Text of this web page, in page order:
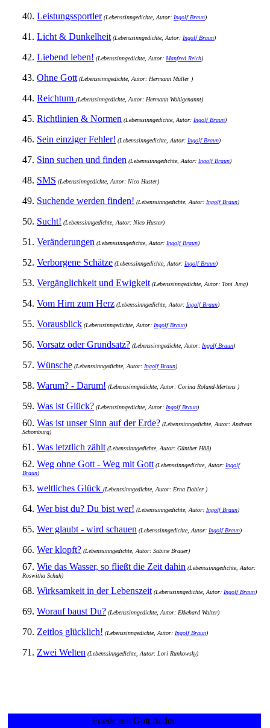
40. Leistungssportler(Lebenssinngedichte, Autor: Ingolf Braun)
41. Licht & Dunkelheit (Lebenssinngedichte, Autor: Ingolf Braun)
42. Liebend leben! (Lebenssinngedichte, Autor: Manfred Reich)
43. Ohne Gott (Lebenssinngedichte, Autor: Hermann Müller )
44. Reichtum (Lebenssinngedichte, Autor: Hermann Wohlgenannt)
45. Richtlinien & Normen (Lebenssinngedichte, Autor: Ingolf Braun)
46. Sein einziger Fehler! (Lebenssinngedichte, Autor: Ingolf Braun)
47. Sinn suchen und finden (Lebenssinngedichte, Autor: Ingolf Braun)
48. SMS (Lebenssinngedichte, Autor: Nico Huster)
49. Suchende werden finden! (Lebenssinngedichte, Autor: Ingolf Braun)
50. Sucht! (Lebenssinngedichte, Autor: Nico Huster)
51. Veränderungen (Lebenssinngedichte, Autor: Ingolf Braun)
52. Verborgene Schätze (Lebenssinngedichte, Autor: Ingolf Braun)
53. Vergänglichkeit und Ewigkeit (Lebenssinngedichte, Autor: Toni Jung)
54. Vom Hirn zum Herz (Lebenssinngedichte, Autor: Ingolf Braun)
55. Vorausblick (Lebenssinngedichte, Autor: Ingolf Braun)
56. Vorsatz oder Grundsatz? (Lebenssinngedichte, Autor: Ingolf Braun)
57. Wünsche (Lebenssinngedichte, Autor: Ingolf Braun)
58. Warum? - Darum! (Lebenssinngedichte, Autor: Corina Roland-Mertens )
59. Was ist Glück? (Lebenssinngedichte, Autor: Ingolf Braun)
60. Was ist unser Sinn auf der Erde? (Lebenssinngedichte, Autor: Andreas
Schomburg)
61. Was letztlich zählt (Lebenssinngedichte, Autor: Günther Höß)
62. Weg ohne Gott - Weg mit Gott (Lebenssinngedichte, Autor: Ingolf
Braun)
63. weltliches Glück (Lebenssinngedichte, Autor: Erna Dobler )
64. Wer bist du? Du bist wer! (Lebenssinngedichte, Autor: Ingolf Braun)
65. Wer glaubt - wird schauen (Lebenssinngedichte, Autor: Ingolf Braun)
66. Wer klopft? (Lebenssinngedichte, Autor: Sabine Brauer)
67. Wie das Wasser, so fließt die Zeit dahin (Lebenssinngedichte, Autor:
Roswitha Schuh)
68. Wirksamkeit in der Lebenszeit (Lebenssinngedichte, Autor: Ingolf Braun)
69. Worauf baust Du? (Lebenssinngedichte, Autor: Ekkehard Walter)
70. Zeitlos glücklich! (Lebenssinngedichte, Autor: Ingolf Braun)
71. Zwei Welten (Lebenssinngedichte, Autor: Lori Runkowsky)
Friede mit Gott finden